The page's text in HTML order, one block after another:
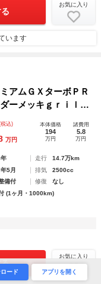
お気に入り
います
アムＧＸターボＰＲ
ーメッキｇｒｉｌｌ
ｕｅｔｏｏｔｈキ
トカバーＬＥＤライ
クッションベットキ
込)
万円
本体価格
194
万円
諸費用
5.8
万円
走行
14.7万km
5月 排気
2500cc
備付 修復
なし
(1ヶ月・1000km)
る
お気に入り
ード アプリを開く